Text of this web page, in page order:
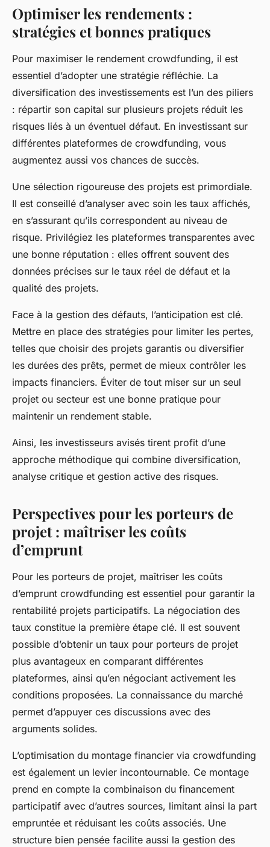
Optimiser les rendements :
stratégies et bonnes pratiques
Pour maximiser le rendement crowdfunding, il est
essentiel d’adopter une stratégie réfléchie. La
diversification des investissements est l’un des piliers
: répartir son capital sur plusieurs projets réduit les
risques liés à un éventuel défaut. En investissant sur
différentes plateformes de crowdfunding, vous
augmentez aussi vos chances de succès.
Une sélection rigoureuse des projets est primordiale.
Il est conseillé d’analyser avec soin les taux affichés,
en s’assurant qu’ils correspondent au niveau de
risque. Privilégiez les plateformes transparentes avec
une bonne réputation : elles offrent souvent des
données précises sur le taux réel de défaut et la
qualité des projets.
Face à la gestion des défauts, l’anticipation est clé.
Mettre en place des stratégies pour limiter les pertes,
telles que choisir des projets garantis ou diversifier
les durées des prêts, permet de mieux contrôler les
impacts financiers. Éviter de tout miser sur un seul
projet ou secteur est une bonne pratique pour
maintenir un rendement stable.
Ainsi, les investisseurs avisés tirent profit d’une
approche méthodique qui combine diversification,
analyse critique et gestion active des risques.
Perspectives pour les porteurs de
projet : maîtriser les coûts
d’emprunt
Pour les porteurs de projet, maîtriser les coûts
d’emprunt crowdfunding est essentiel pour garantir la
rentabilité projets participatifs. La négociation des
taux constitue la première étape clé. Il est souvent
possible d’obtenir un taux pour porteurs de projet
plus avantageux en comparant différentes
plateformes, ainsi qu’en négociant activement les
conditions proposées. La connaissance du marché
permet d’appuyer ces discussions avec des
arguments solides.
L’optimisation du montage financier via crowdfunding
est également un levier incontournable. Ce montage
prend en compte la combinaison du financement
participatif avec d’autres sources, limitant ainsi la part
empruntée et réduisant les coûts associés. Une
structure bien pensée facilite aussi la gestion des